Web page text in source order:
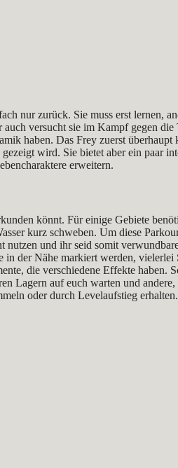
nur zurück. Sie muss erst lernen,
versucht sie im Kampf gegen
haben. Das Frey zuerst
wird. Sie bietet aber ein paar
erweitern.
könnt. Für einige Gebiete
kurz schweben. Um diese
und ihr seid somit
der Nähe markiert werden,
die verschiedene Effekte
Lagern auf euch warten und
oder durch Levelaufstieg